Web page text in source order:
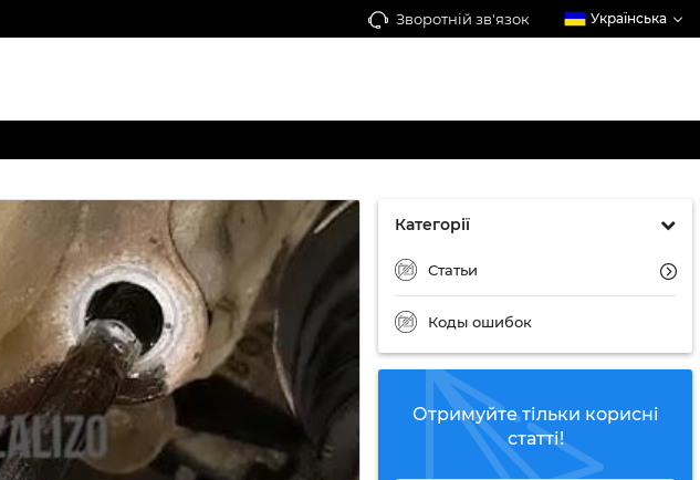
Зворотній зв'язок Українська
Категорії
Статьи
Коды ошибок
Отримуйте тільки корисні
статті!